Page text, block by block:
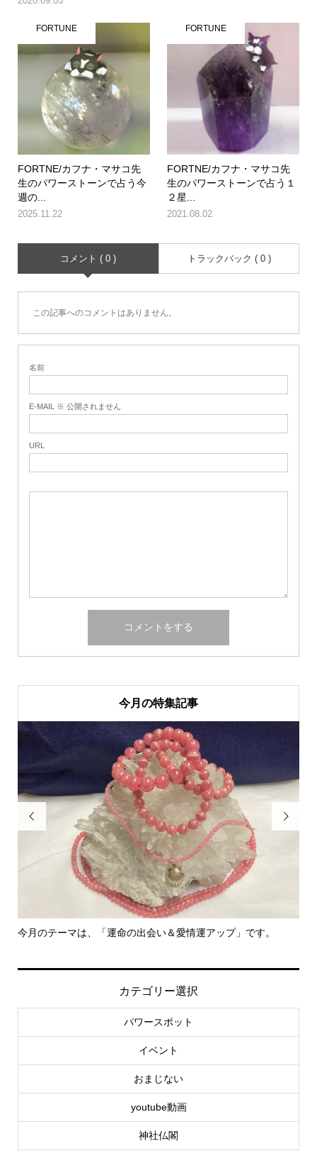
FORTUNE
FORTNE/カフナ・マサコ先
生のパワーストーンで占う今
週の...
2025.11.22
FORTUNE
FORTNE/カフナ・マサコ先
生のパワーストーンで占う１
２星...
2021.08.02
コメント ( 0 ) トラックバック ( 0 )
この記事へのコメントはありません。
名前
E-MAIL ※ 公開されません
URL
今月の特集記事

今月のテーマは、「運命の出会い＆愛情運アップ」です。

カテゴリー選択
パワースポット
イベント
おまじない
youtube動画
神社仏閣